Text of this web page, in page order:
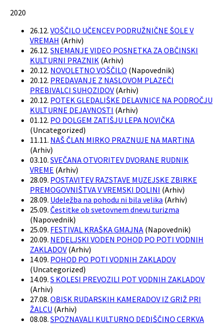
2020
26.12. VOŠČILO UČENCEV PODRUŽNIČNE ŠOLE V
VREMAH (Arhiv)
26.12. SNEMANJE VIDEO POSNETKA ZA OBČINSKI
KULTURNI PRAZNIK (Arhiv)
20.12. NOVOLETNO VOŠČILO (Napovednik)
20.12. PREDAVANJE Z NASLOVOM PLAZEČI
PREBIVALCI SUHOZIDOV (Arhiv)
20.12. POTEK GLEDALIŠKE DELAVNICE NA PODROČJU
KULTURNE DEJAVNOSTI (Arhiv)
01.12. PO DOLGEM ZATIŠJU LEPA NOVIČKA
(Uncategorized)
11.11. NAŠ ČLAN MIRKO PRAZNUJE NA MARTINA
(Arhiv)
03.10. SVEČANA OTVORITEV DVORANE RUDNIK
VREME (Arhiv)
28.09. POSTAVITEV RAZSTAVE MUZEJSKE ZBIRKE
PREMOGOVNIŠTVA V VREMSKI DOLINI (Arhiv)
28.09. Udeležba na pohodu ni bila velika (Arhiv)
25.09. Čestitke ob svetovnem dnevu turizma
(Napovednik)
25.09. FESTIVAL KRAŠKA GMAJNA (Napovednik)
20.09. NEDELJSKI VODEN POHOD PO POTI VODNIH
ZAKLADOV (Arhiv)
14.09. POHOD PO POTI VODNIH ZAKLADOV
(Uncategorized)
14.09. S KOLESI PREVOZILI POT VODNIH ZAKLADOV
(Arhiv)
27.08. OBISK RUDARSKIH KAMERADOV IZ GRIŽ PRI
ŽALCU (Arhiv)
08.08. SPOZNAVALI KULTURNO DEDIŠČINO CERKVA